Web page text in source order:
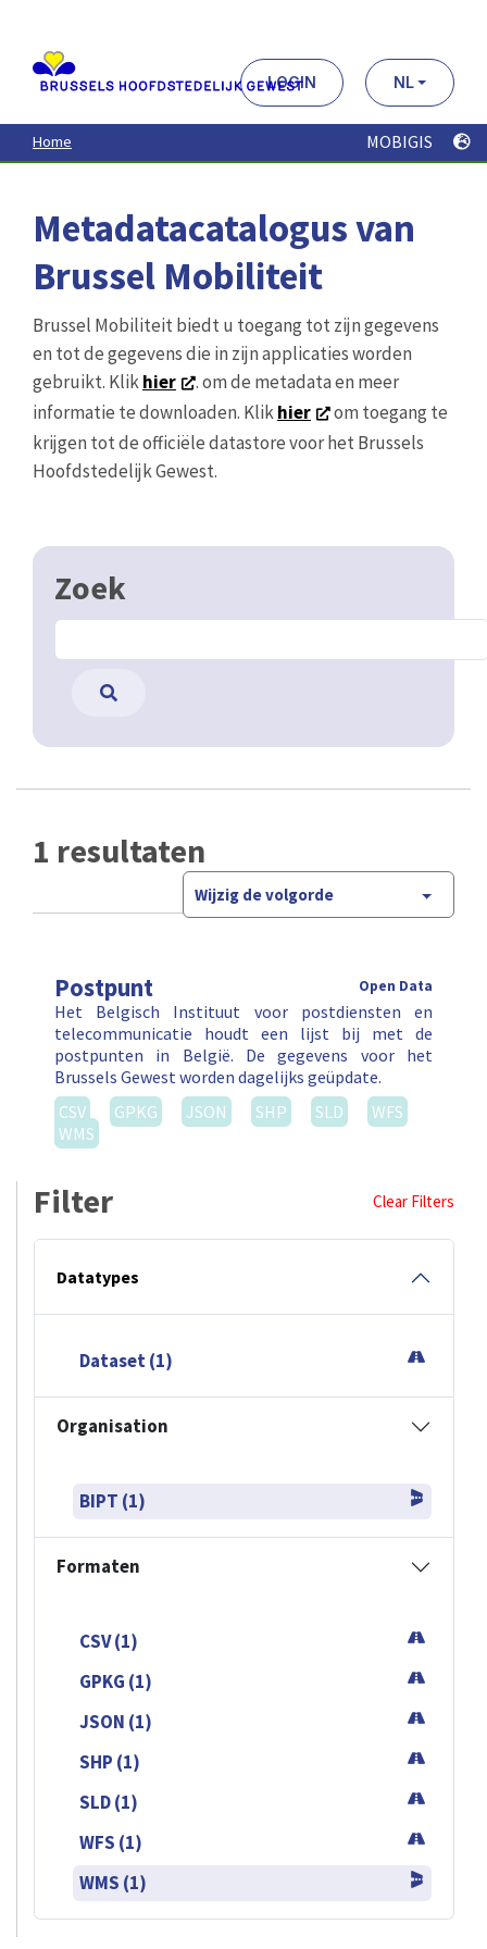
contenu
principal
LOGIN NL
Home MOBIGIS
Metadatacatalogus van
Brussel Mobiliteit
Brussel Mobiliteit biedt u toegang tot zijn gegevens
en tot de gegevens die in zijn applicaties worden
gebruikt. Klikhier
. om de metadata en meer
informatie te downloaden. Klikhier
om toegang te
krijgen tot de officiële datastore voor het Brussels
Hoofdstedelijk Gewest.
Zoek
1 resultaten
Wijzig de volgorde
Postpunt Open Data
Het Belgisch Instituut voor postdiensten en
telecommunicatie houdt een lijst bij met de
postpunten in België. De gegevens voor het
Brussels Gewest worden dagelijks geüpdate.
CSV
GPKG JSON SHP SLD
WFS
WMS
Filter Clear Filters
Datatypes
Dataset (1)
Organisation
BIPT (1)
Formaten
CSV (1)
GPKG (1)
JSON (1)
SHP (1)
SLD (1)
WFS (1)
WMS (1)